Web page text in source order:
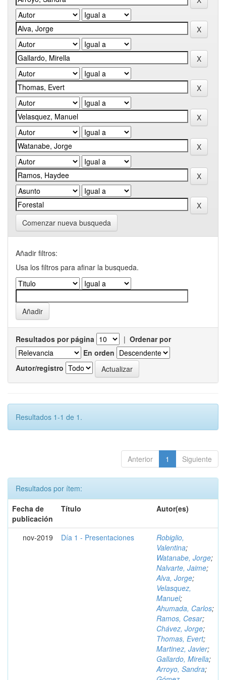
Comenzar nueva busqueda
Añadir filtros:
Usa los filtros para afinar la busqueda.
Resultados por página | Ordenar por
En orden
Autor/registro
Resultados 1-1 de 1.
Anterior 1 Siguiente
Resultados por ítem:
Fecha de
publicación
Título Autor(es)
nov-2019 Día 1 - Presentaciones
Robiglio,
Valentina;
Watanabe, Jorge;
Nalvarte, Jaime;
Alva, Jorge;
Velasquez,
Manuel;
Ahumada, Carlos;
Ramos, Cesar;
Chávez, Jorge;
Thomas, Evert;
Martinez, Javier;
Gallardo, Mirella;
Arroyo, Sandra;